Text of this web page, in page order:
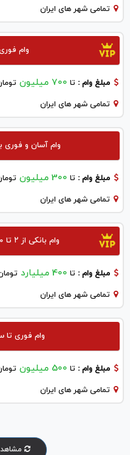
تمامی شهر های ایران
وام
مبلغ وام : تا 700 میلیون
تمامی شهر های ایران
وام آسان و فوری
مبلغ وام : تا 300 میلیون
تمامی شهر های ایران
وام بانکی از ۲ تا ۴۰۰ میلیارد با ۳ سال تنفس
مبلغ وام : تا 400 میلیارد
تمامی شهر های ایران
وام فوری تا سقف 500
مبلغ وام : تا 500 میلیون
تمامی شهر های ایران